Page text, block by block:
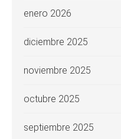
enero 2026
diciembre 2025
noviembre 2025
octubre 2025
septiembre 2025